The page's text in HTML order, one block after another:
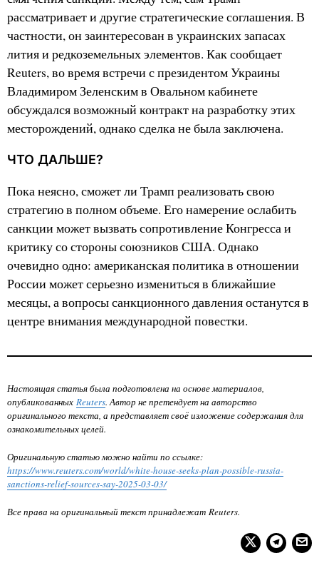
рассматривает и другие стратегические соглашения. В
частности, он заинтересован в украинских запасах
лития и редкоземельных элементов. Как сообщает
Reuters, во время встречи с президентом Украины
Владимиром Зеленским в Овальном кабинете
обсуждался возможный контракт на разработку этих
месторождений, однако сделка не была заключена.
ЧТО ДАЛЬШЕ?
Пока неясно, сможет ли Трамп реализовать свою
стратегию в полном объеме. Его намерение ослабить
санкции может вызвать сопротивление Конгресса и
критику со стороны союзников США. Однако
очевидно одно: американская политика в отношении
России может серьезно измениться в ближайшие
месяцы, а вопросы санкционного давления останутся в
центре внимания международной повестки.
Настоящая статья была подготовлена на основе материалов,
опубликованных Reuters. Автор не претендует на авторство
оригинального текста, а представляет своё изложение содержания для
ознакомительных целей.
Оригинальную статью можно найти по ссылке:
https://www.reuters.com/world/white-house-seeks-plan-possible-russia-
sanctions-relief-sources-say-2025-03-03/
Все права на оригинальный текст принадлежат Reuters.